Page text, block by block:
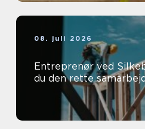
08. juli 2026
Entreprenør ved
du den rette